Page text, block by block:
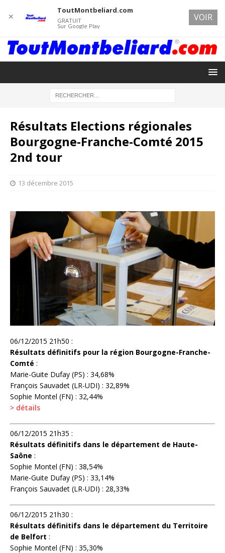
Résultats Elections régionales
Bourgogne-Franche-Comté 2015
2nd tour
13 décembre 2015
06/12/2015 21h50 :
Résultats définitifs pour la région Bourgogne-Franche-
Comté :
Marie-Guite Dufay (PS) : 34,68%
François Sauvadet (LR-UDI) : 32,89%
Sophie Montel (FN) : 32,44%
> détails
06/12/2015 21h35 :
Résultats définitifs dans le département de Haute-
Saône :
Sophie Montel (FN) : 38,54%
Marie-Guite Dufay (PS) : 33,14%
François Sauvadet (LR-UDI) : 28,33%
06/12/2015 21h30 :
Résultats définitifs dans le département du Territoire
de Belfort :
Sophie Montel (FN) : 35,30%
✕
ToutMontbeliard.com
GRATUIT
Sur Google Play
VOIR